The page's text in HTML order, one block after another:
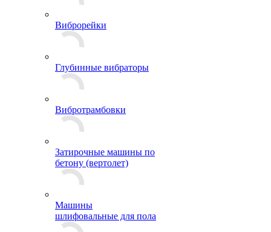
Виброрейки
Глубинные вибраторы
Вибротрамбовки
Затирочные машины по
бетону (вертолет)
Машины
шлифовальные для пола